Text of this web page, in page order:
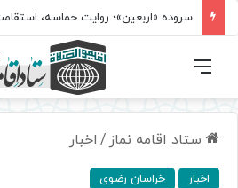
فهرست
ستاد اقامه نماز / اخبار
اخبار خراسان رضوی